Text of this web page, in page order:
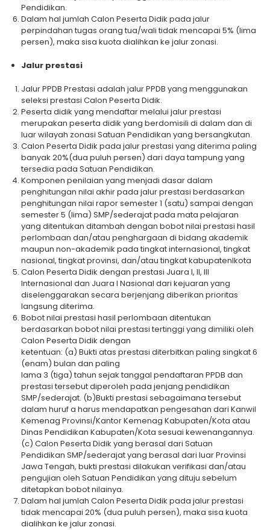
Pendidikan.
Dalam hal jumlah Calon Peserta Didik pada jalur
perpindahan tugas orang tua/wali tidak mencapai 5% (lima
persen), maka sisa kuota dialihkan ke jalur zonasi.
Jalur prestasi
Jalur PPDB Prestasi adalah jalur PPDB yang menggunakan
seleksi prestasi Calon Peserta Didik.
Peserta didik yang mendaftar melalui jalur prestasi
merupakan peserta didik yang berdomisili di dalam dan di
luar wilayah zonasi Satuan Pendidikan yang bersangkutan.
Calon Peserta Didik pada jalur prestasi yang diterima paling
banyak 20%(dua puluh persen) dari daya tampung yang
tersedia pada Satuan Pendidikan.
Komponen penilaian yang menjadi dasar dalam
penghitungan nilai akhir pada jalur prestasi berdasarkan
penghitungan nilai rapor semester 1 (satu) sampai dengan
semester 5 (lima) SMP/sederajat pada mata pelajaran
yang ditentukan ditambah dengan bobot nilai prestasi hasil
perlombaan dan/atau penghargaan di bidang akademik
maupun non-akademik pada tingkat internasional, tingkat
nasional, tingkat provinsi, dan/atau tingkat kabupatenlkota
Calon Peserta Didik dengan prestasi Juara I, II, III
lnternasional dan Juara I Nasional dari kejuaran yang
diselenggarakan secara berjenjang diberikan prioritas
langsung diterima.
Bobot nilai prestasi hasil perlombaan ditentukan
berdasarkan bobot nilai prestasi tertinggi yang dimiliki oleh
Calon Peserta Didik dengan
ketentuan: (a) Bukti atas prestasi diterbitkan paling singkat 6
(enam) bulan dan paling
lama 3 (tiga) tahun sejak tanggal pendaftaran PPDB dan
prestasi tersebut diperoleh pada jenjang pendidikan
SMP/sederajat. (b)Bukti prestasi sebagaimana tersebut
dalam huruf a harus mendapatkan pengesahan dari Kanwil
Kemenag Provinsi/Kantor Kemenag Kabupaten/Kota atau
Dinas Pendidikan Kabupaten/Kota sesuai kewenangannya.
(c) Calon Peserta Didik yang berasal dari Satuan
Pendidikan SMP/sederajat yang berasal dari luar Provinsi
Jawa Tengah, bukti prestasi dilakukan verifikasi dan/atau
pengujian oleh Satuan Pendidikan yang dituju sebelum
ditetapkan bobot nilainya.
Dalam hal jumlah Calon Peserta Didik pada jalur prestasi
tidak mencapai 20% (dua puluh persen), maka sisa kuota
dialihkan ke jalur zonasi.